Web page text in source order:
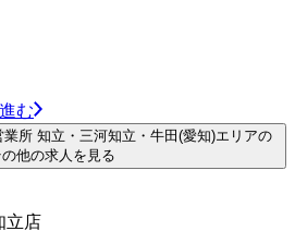
む
所 知立・三河知立・牛田(愛知)エリアの
の他の求人を見る
立店